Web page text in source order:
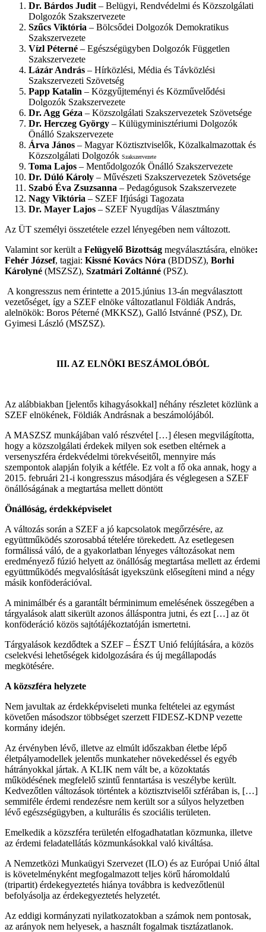
Dr. Bárdos Judit – Belügyi, Rendvédelmi és Közszolgálati
Dolgozók Szakszervezete
Szűcs Viktória – Bölcsődei Dolgozók Demokratikus
Szakszervezete
Vízl Péterné – Egészségügyben Dolgozók Független
Szakszervezete
Lázár András – Hírközlési, Média és Távközlési
Szakszervezeti Szövetség
Papp Katalin – Közgyűjteményi és Közművelődési
Dolgozók Szakszervezete
Dr. Agg Géza – Közszolgálati Szakszervezetek Szövetsége
Dr. Herczeg György – Külügyminisztériumi Dolgozók
Önálló Szakszervezete
Árva János – Magyar Köztisztviselők, Közalkalmazottak és
Közszolgálati Dolgozók Szakszervezete
Toma Lajos – Mentődolgozók Önálló Szakszervezete
Dr. Dúló Károly – Művészeti Szakszervezetek Szövetsége
Szabó Éva Zsuzsanna – Pedagógusok Szakszervezete
Nagy Viktória – SZEF Ifjúsági Tagozata
Dr. Mayer Lajos – SZEF Nyugdíjas Választmány
Az ÜT személyi összetétele ezzel lényegében nem változott.
Valamint sor került a Felügyelő Bizottság megválasztására, elnöke:
Fehér József, tagjai: Kissné Kovács Nóra (BDDSZ), Borhi
Károlyné (MSZSZ), Szatmári Zoltánné (PSZ).
A kongresszus nem érintette a 2015.június 13-án megválasztott
vezetőséget, így a SZEF elnöke változatlanul Földiák András,
alelnökök: Boros Péterné (MKKSZ), Galló Istvánné (PSZ), Dr.
Gyimesi László (MSZSZ).
III. AZ ELNÖKI BESZÁMOLÓBÓL
Az alábbiakban [jelentős kihagyásokkal] néhány részletet közlünk a
SZEF elnökének, Földiák Andrásnak a beszámolójából.
A MASZSZ munkájában való részvétel […] élesen megvilágította,
hogy a közszolgálati érdekek milyen sok esetben eltérnek a
versenyszféra érdekvédelmi törekvéseitől, mennyire más
szempontok alapján folyik a kétféle. Ez volt a fő oka annak, hogy a
2015. februári 21-i kongresszus másodjára és véglegesen a SZEF
önállóságának a megtartása mellett döntött
Önállóság, érdekképviselet
A változás során a SZEF a jó kapcsolatok megőrzésére, az
együttműködés szorosabbá tételére törekedett. Az esetlegesen
formálissá váló, de a gyakorlatban lényeges változásokat nem
eredményező fúzió helyett az önállóság megtartása mellett az érdemi
együttműködés megvalósítását igyekszünk elősegíteni mind a négy
másik konföderációval.
A minimálbér és a garantált bérminimum emelésének összegében a
tárgyalások alatt sikerült azonos álláspontra jutni, és ezt […] az öt
konföderáció közös sajtótájékoztatóján ismertetni.
Tárgyalások kezdődtek a SZEF – ÉSZT Unió felújítására, a közös
cselekvési lehetőségek kidolgozására és új megállapodás
megkötésére.
A közszféra helyzete
Nem javultak az érdekképviseleti munka feltételei az egymást
követően másodszor többséget szerzett FIDESZ-KDNP vezette
kormány idején.
Az érvényben lévő, illetve az elmúlt időszakban életbe lépő
életpályamodellek jelentős munkateher növekedéssel és egyéb
hátrányokkal jártak. A KLIK nem vált be, a közoktatás
működésének megfelelő szintű fenntartása is veszélybe került.
Kedvezőtlen változások történtek a köztisztviselői szférában is, […]
semmiféle érdemi rendezésre nem került sor a súlyos helyzetben
lévő egészségügyben, a kulturális és szociális területen.
Emelkedik a közszféra területén elfogadhatatlan közmunka, illetve
az érdemi feladatellátás közmunkásokkal való kiváltása.
A Nemzetközi Munkaügyi Szervezet (ILO) és az Európai Unió által
is követelményként megfogalmazott teljes körű háromoldalú
(tripartit) érdekegyeztetés hiánya továbbra is kedvezőtlenül
befolyásolja az érdekegyeztetés helyzetét.
Az eddigi kormányzati nyilatkozatokban a számok nem pontosak,
az arányok nem helyesek, a használt fogalmak tisztázatlanok.